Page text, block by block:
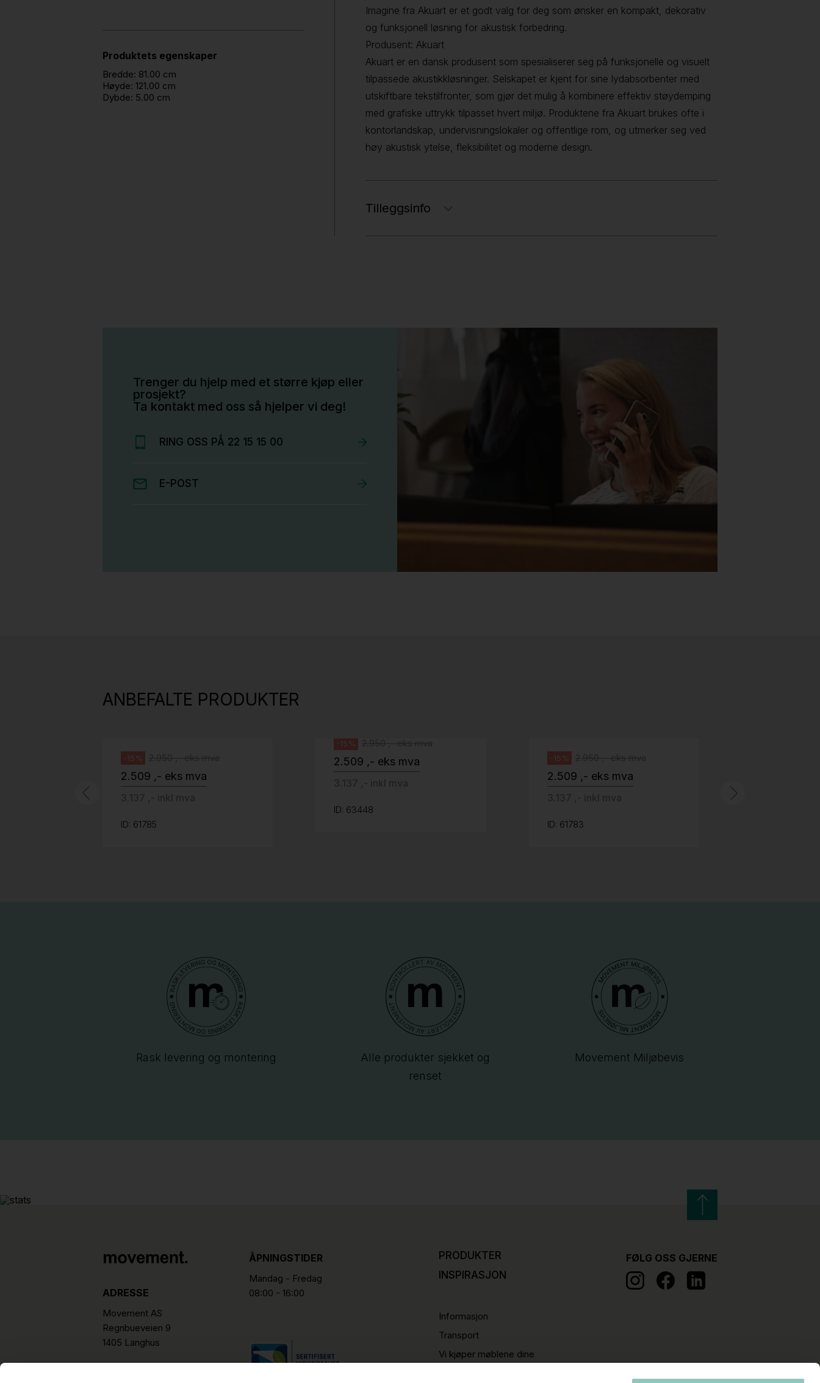
Produktets egenskaper
Bredde: 81.00 cm
Høyde: 121.00 cm
Dybde: 5.00 cm
Imagine fra Akuart er et godt valg for deg som ønsker en kompakt, dekorativ
og funksjonell løsning for akustisk forbedring.
Produsent: Akuart
Akuart er en dansk produsent som spesialiserer seg på funksjonelle og visuelt
tilpassede akustikkløsninger. Selskapet er kjent for sine lydabsorbenter med
utskiftbare tekstilfronter, som gjør det mulig å kombinere effektiv støydemping
med grafiske uttrykk tilpasset hvert miljø. Produktene fra Akuart brukes ofte i
kontorlandskap, undervisningslokaler og offentlige rom, og utmerker seg ved
høy akustisk ytelse, fleksibilitet og moderne design.
Tilleggsinfo
Trenger du hjelp med et større kjøp eller
prosjekt?
Ta kontakt med oss så hjelper vi deg!
RING OSS PÅ 22 15 15 00
E-POST
ANBEFALTE PRODUKTER
grått fotkryss, Pent brukt
-15%
2.509 ,- eks mva
ID: 61785
-15%
2.509 ,- eks mva
ID: 63448
-15%
2.509 ,- eks mva
ID: 61783
Rask levering og montering
Alle produkter sjekket og
renset
Movement Miljøbevis
ADRESSE
Movement AS
Regnbueveien 9
1405 Langhus
hello@movement.as
ÅPNINGSTIDER
Mandag - Fredag
08:00 - 16:00
PRODUKTER
INSPIRASJON
Informasjon
Transport
Vi kjøper møblene dine
FØLG OSS GJERNE